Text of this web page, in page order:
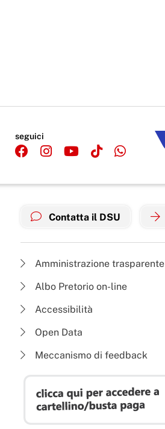
seguici
Contatta il DSU
Amministrazione trasparente
Albo Pretorio on-line
Accessibilità
Open Data
Meccanismo di feedback